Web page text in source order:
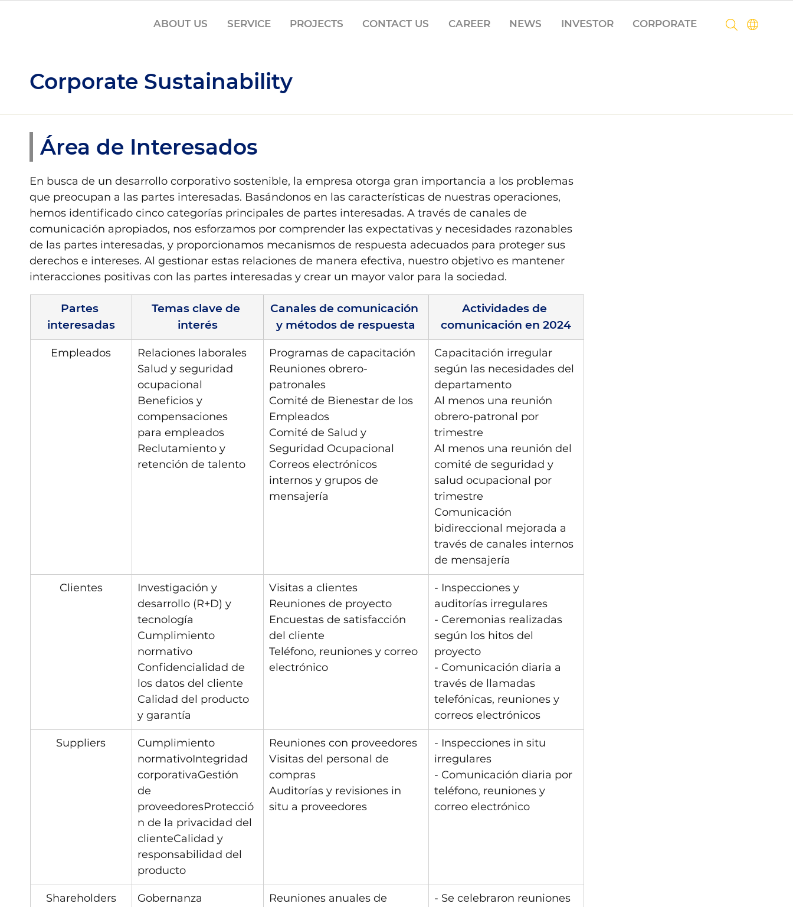
ABOUT US SERVICE PROJECTS CONTACT US CAREER NEWS INVESTOR CORPORATE
Corporate Sustainability
En busca de un desarrollo corporativo sostenible, la empresa otorga gran importancia a los problemas
que preocupan a las partes interesadas. Basándonos en las características de nuestras operaciones,
hemos identificado cinco categorías principales de partes interesadas. A través de canales de
comunicación apropiados, nos esforzamos por comprender las expectativas y necesidades razonables
de las partes interesadas, y proporcionamos mecanismos de respuesta adecuados para proteger sus
derechos e intereses. Al gestionar estas relaciones de manera efectiva, nuestro objetivo es mantener
interacciones positivas con las partes interesadas y crear un mayor valor para la sociedad.
Partes
interesadas
Temas clave de
interés
Canales de comunicación
y métodos de respuesta
Actividades de
comunicación en 2024
Empleados
Relaciones laborales
Salud y seguridad
ocupacional
Beneficios y
compensaciones
para empleados
Reclutamiento y
retención de talento
Programas de capacitación
Reuniones obrero-
patronales
Comité de Bienestar de los
Empleados
Comité de Salud y
Seguridad Ocupacional
Correos electrónicos
internos y grupos de
mensajería
Capacitación irregular
según las necesidades del
departamento
Al menos una reunión
obrero-patronal por
trimestre
Al menos una reunión del
comité de seguridad y
salud ocupacional por
trimestre
Comunicación
bidireccional mejorada a
través de canales internos
de mensajería
Clientes
Investigación y
desarrollo (R+D) y
tecnología
Cumplimiento
normativo
Confidencialidad de
los datos del cliente
Calidad del producto
y garantía
Visitas a clientes
Reuniones de proyecto
Encuestas de satisfacción
del cliente
Teléfono, reuniones y correo
electrónico
- Inspecciones y
auditorías irregulares
- Ceremonias realizadas
según los hitos del
proyecto
- Comunicación diaria a
través de llamadas
telefónicas, reuniones y
correos electrónicos
Suppliers
Cumplimiento
normativoIntegridad
corporativaGestión
de
proveedoresProtecció
n de la privacidad del
clienteCalidad y
responsabilidad del
producto
Reuniones con proveedores
Visitas del personal de
compras
Auditorías y revisiones in
situ a proveedores
- Inspecciones in situ
irregulares
- Comunicación diaria por
teléfono, reuniones y
correo electrónico
Shareholders
Gobernanza
Reuniones anuales de
- Se celebraron reuniones
Área de Interesados